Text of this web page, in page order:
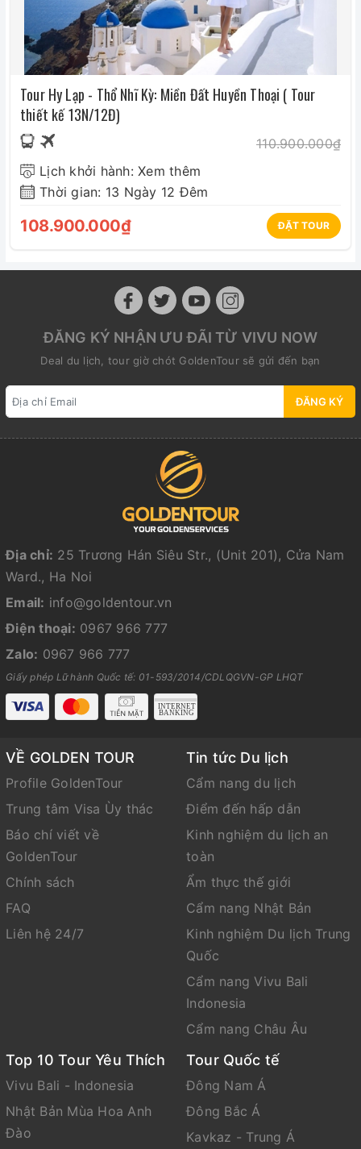
Tour Hy Lạp - Thổ Nhĩ Kỳ: Miền Đất Huyền Thoại ( Tour
thiết kế 13N/12Đ)
110.900.000₫
Lịch khởi hành: Xem thêm
Thời gian: 13 Ngày 12 Đêm
108.900.000₫ ĐẶT TOUR
ĐĂNG KÝ NHẬN ƯU ĐÃI TỪ VIVU NOW
Deal du lịch, tour giờ chót GoldenTour sẽ gửi đến bạn
ĐĂNG KÝ
Địa chỉ: 25 Trương Hán Siêu Str., (Unit 201), Cửa Nam
Ward., Ha Noi
Email: info@goldentour.vn
Điện thoại: 0967 966 777
Zalo: 0967 966 777
Giấy phép Lữ hành Quốc tế: 01-593/2014/CDLQGVN-GP LHQT
VỀ GOLDEN TOUR
Profile GoldenTour
Trung tâm Visa Ùy thác
Báo chí viết về
GoldenTour
Chính sách
FAQ
Liên hệ 24/7
Tin tức Du lịch
Cẩm nang du lịch
Điểm đến hấp dẫn
Kinh nghiệm du lịch an
toàn
Ẩm thực thế giới
Cẩm nang Nhật Bản
Kinh nghiệm Du lịch Trung
Quốc
Cẩm nang Vivu Bali
Indonesia
Cẩm nang Châu Âu
Top 10 Tour Yêu Thích
Vivu Bali - Indonesia
Nhật Bản Mùa Hoa Anh
Đào
Tour Quốc tế
Đông Nam Á
Đông Bắc Á
Kavkaz - Trung Á